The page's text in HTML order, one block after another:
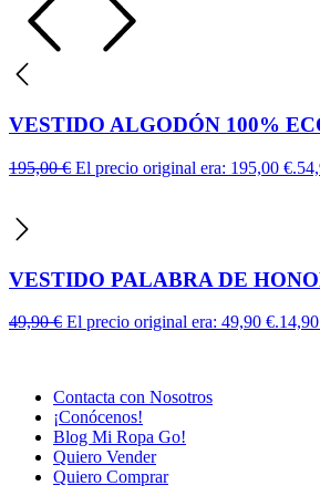
VESTIDO ALGODÓN 100%
195,00€ El precio original era: 195,00 €.
VESTIDO PALABRA DE
49,90€ El precio original era: 49,90 €.14,90
Contacta con Nosotros
¡Conócenos!
Blog Mi Ropa Go!
Quiero Vender
Quiero Comprar